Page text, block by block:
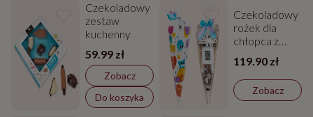
Czekoladowy
zestaw
kuchenny
59.99 zł
Zobacz
Do koszyka
Czekoladowy
rożek dla
chłopca z
zdjęciem
119.90 zł
Zobacz